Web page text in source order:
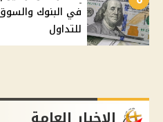
في البنوك
للتداول